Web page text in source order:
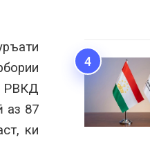
РВКД
аз 87
ки